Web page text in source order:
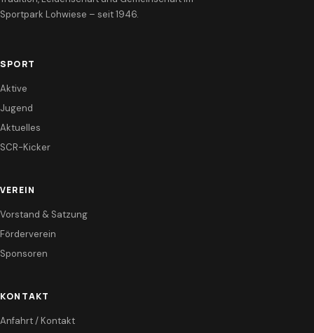
Sportpark Lohwiese – seit 1946.
SPORT
Aktive
Jugend
Aktuelles
SCR-Kicker
VEREIN
Vorstand & Satzung
Förderverein
Sponsoren
KONTAKT
Anfahrt / Kontakt